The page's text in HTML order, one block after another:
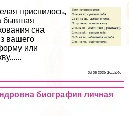
приснилось,
бывшая
сна
вашего
или
03 08 2026 16:59:46
биография личная